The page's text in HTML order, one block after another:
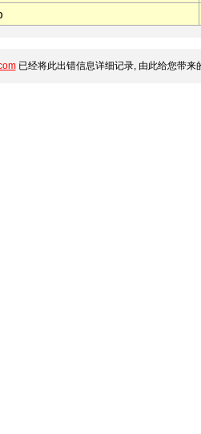
已经将此出错信息详细记录, 由此给您带来